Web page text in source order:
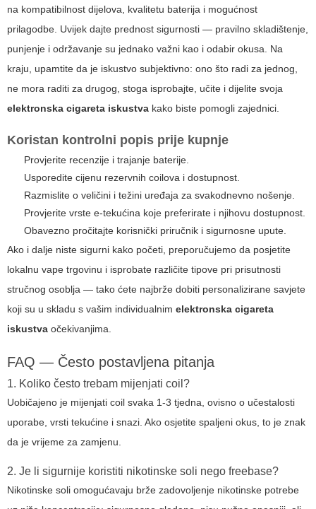
na kompatibilnost dijelova, kvalitetu baterija i mogućnost
prilagodbe. Uvijek dajte prednost sigurnosti — pravilno skladištenje,
punjenje i održavanje su jednako važni kao i odabir okusa. Na
kraju, upamtite da je iskustvo subjektivno: ono što radi za jednog,
ne mora raditi za drugog, stoga isprobajte, učite i dijelite svoja
elektronska cigareta iskustva kako biste pomogli zajednici.
Koristan kontrolni popis prije kupnje
Provjerite recenzije i trajanje baterije.
Usporedite cijenu rezervnih coilova i dostupnost.
Razmislite o veličini i težini uređaja za svakodnevno nošenje.
Provjerite vrste e-tekućina koje preferirate i njihovu dostupnost.
Obavezno pročitajte korisnički priručnik i sigurnosne upute.
Ako i dalje niste sigurni kako početi, preporučujemo da posjetite
lokalnu vape trgovinu i isprobate različite tipove pri prisutnosti
stručnog osoblja — tako ćete najbrže dobiti personalizirane savjete
koji su u skladu s vašim individualnim elektronska cigareta
iskustva očekivanjima.
FAQ — Često postavljena pitanja
1. Koliko često trebam mijenjati coil?
Uobičajeno je mijenjati coil svaka 1-3 tjedna, ovisno o učestalosti
uporabe, vrsti tekućine i snazi. Ako osjetite spaljeni okus, to je znak
da je vrijeme za zamjenu.
2. Je li sigurnije koristiti nikotinske soli nego freebase?
Nikotinske soli omogućavaju brže zadovoljenje nikotinske potrebe